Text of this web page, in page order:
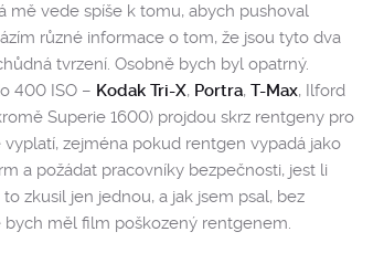
mě vede spíše k tomu, abych pushoval
různé informace o tom, že jsou tyto dva
tvrzení. Osobně bych byl opatrný.
400 ISO – Kodak Tri-X, Portra, T-Max, Ilford
Superie 1600) projdou skrz rentgeny pro
vyplatí, zejména pokud rentgen vypadá jako
a požádat pracovníky bezpečnosti, jest li
zkusil jen jednou, a jak jsem psal, bez
bych měl film poškozený rentgenem.